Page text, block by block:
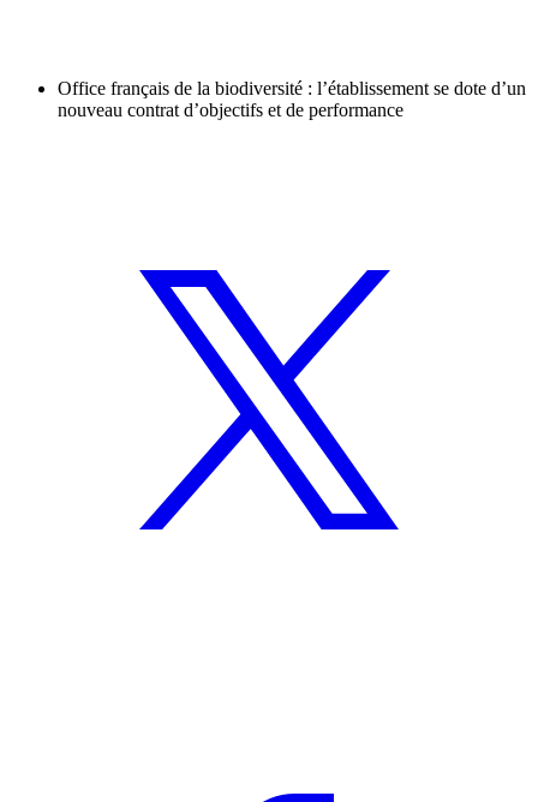
Office français de la biodiversité : l’établissement se dote d’un
nouveau contrat d’objectifs et de performance